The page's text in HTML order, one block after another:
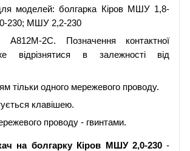
моделей: болгарка Кіров МШУ 1,8-
230; МШУ 2,2-230
А812М-2С. Позначення контактної
відрізнятися в залежності від
тільки одного мережевого проводу.
клавішею.
проводу - гвинтами.
на болгарку Кіров МШУ 2,0-230-